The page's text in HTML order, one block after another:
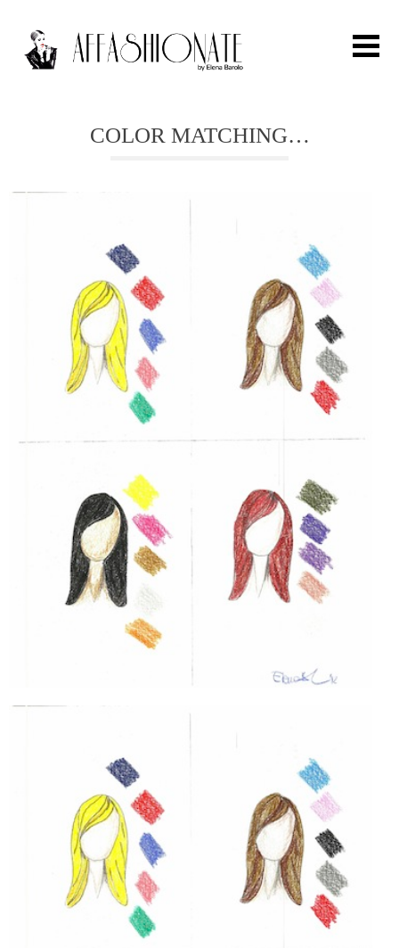
OUTFIT
BEAUTY
TRAVEL
PARTIES
CELEB
PRESS
CONTACT
ABOUT
ARCHIVES
COLOR MATCHING…